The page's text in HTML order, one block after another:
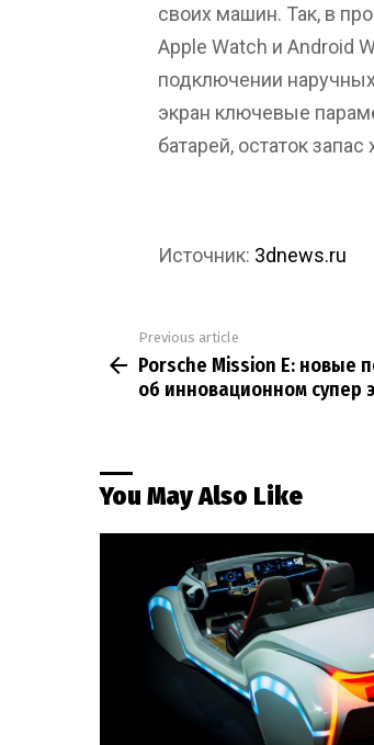
своих машин. Так, в
Apple Watch и Android
подключении
экран ключевые
батарей, остаток
Источник: 3dnews.ru
more
Previous article
Porsche Mission E: новые
об инновационном супер
You May Also Like